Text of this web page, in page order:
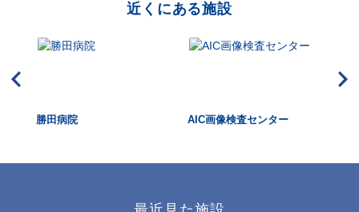
近くにある施設
勝田病院 AIC画像検査センター